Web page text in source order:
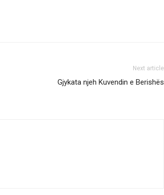
Next article
Gjykata njeh Kuvendin e Berishës